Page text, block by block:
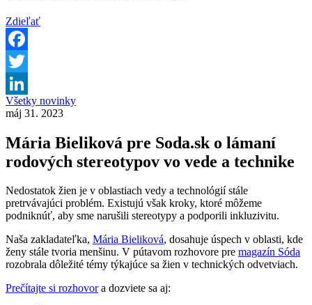
Zdieľať
Facebook
Twitter
LinkedIn
Všetky novinky
máj 31. 2023
Mária Bieliková pre Soda.sk o lámaní
rodových stereotypov vo vede a technike
Nedostatok žien je v oblastiach vedy a technológií stále
pretrvávajúci problém. Existujú však kroky, ktoré môžeme
podniknúť, aby sme narušili stereotypy a podporili inkluzivitu.
Naša zakladateľka, Mária Bieliková, dosahuje úspech v oblasti, kde
ženy stále tvoria menšinu. V pútavom rozhovore pre magazín Sóda
rozobrala dôležité témy týkajúce sa žien v technických odvetviach.
Prečítajte si rozhovora dozviete sa aj: